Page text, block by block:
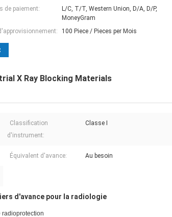
de paiement:
L/C, T/T, Western Union, D/A, D/P,
MoneyGram
100 Piece / Pieces per Mois
X Ray Blocking Materials
Classification
d'instrument:
Classe I
Équivalent d'avance: Au besoin
d'avance pour la radiologie
radioprotection